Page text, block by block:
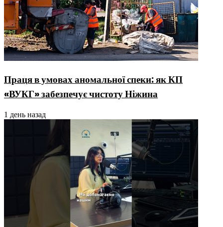
Праця в умовах аномальної спеки: як КП
«ВУКГ» забезпечує чистоту Ніжина
1 день назад